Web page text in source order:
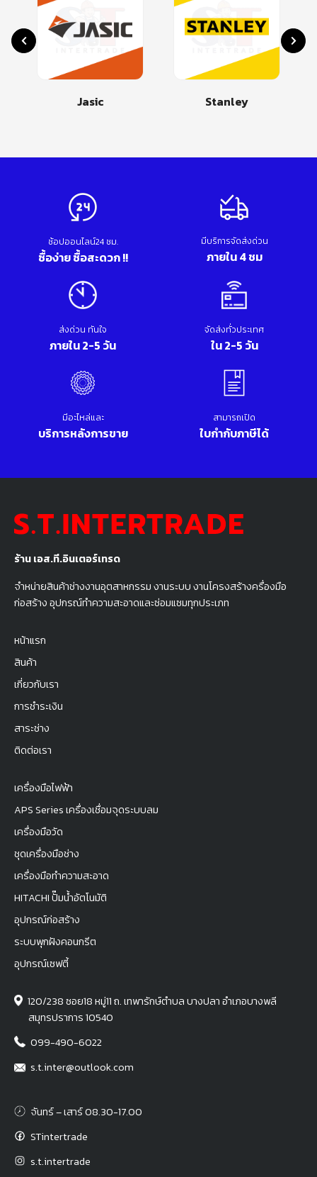
Jasic Stanley
ร้าน เอส.ที.อินเตอร์เทรด
จำหน่ายสินค้าช่างงานอุตสาหกรรม งานระบบ งานโครงสร้างครื่องมือ
ก่อสร้าง อุปกรณ์ทำความสะอาดและซ่อมแซมทุกประเภท
หน้าแรก
สินค้า
เกี่ยวกับเรา
การชำระเงิน
สาระช่าง
ติดต่อเรา
เครื่องมือไฟฟ้า
APS Series เครื่องเชื่อมจุดระบบลม
เครื่องมือวัด
ชุดเครื่องมือช่าง
เครื่องมือทำความสะอาด
HITACHI ปั๊มน้ำอัตโนมัติ
อุปกรณ์ก่อสร้าง
ระบบพุกฝังคอนกรีต
อุปกรณ์เซฟตี้
120/238 ซอย18 หมู่11 ถ. เทพารักษ์ตำบล บางปลา อำเภอบางพลี
สมุทรปราการ 10540
099-490-6022
s.t.inter@outlook.com
จันทร์ – เสาร์ 08.30-17.00
STintertrade
s.t.intertrade
ช้อปออนไลน์24 ชม.
ซื้อง่าย ซื้อสะดวก !!
มีบริการจัดส่งด่วน
ภายใน 4 ชม
ส่งด่วน ทันใจ
ภายใน 2-5 วัน
จัดส่งทั่วประเทศ
ใน 2-5 วัน
มีอะไหล่และ
บริการหลังการขาย
สามารถเปิด
ใบกำกับภาษีได้